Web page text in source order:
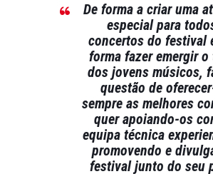
De forma a criar uma
especial para
concertos do festival
forma fazer emergir
dos jovens músicos,
questão de
sempre as melhores
quer apoiando-os
equipa técnica
promovendo e
festival junto do seu